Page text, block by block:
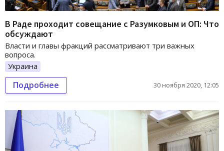
В Раде проходит совещание с Разумковым и ОП: Что
обсуждают
Власти и главы фракций рассматривают три важных
вопроса.
Украина
Подробнее 30 ноября 2020, 12:05